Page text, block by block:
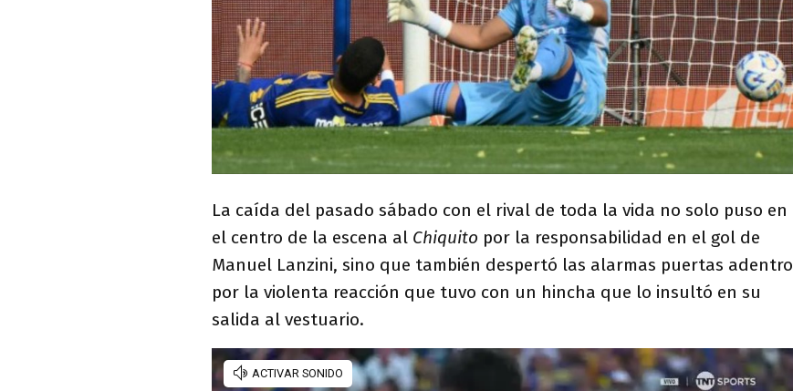
La caída del pasado sábado con el rival de toda la vida no solo puso en
el centro de la escena al Chiquito por la responsabilidad en el gol de
Manuel Lanzini, sino que también despertó las alarmas puertas adentro
por la violenta reacción que tuvo con un hincha que lo insultó en su
salida al vestuario.